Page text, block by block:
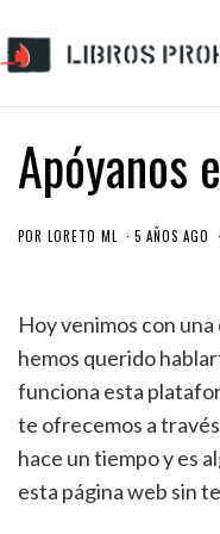
Apóyanos
POR LORETO ML 5 AÑOS AGO
Hoy venimos con
hemos querido
funciona esta
te ofrecemos a
hace un tiempo y es
esta página web sin